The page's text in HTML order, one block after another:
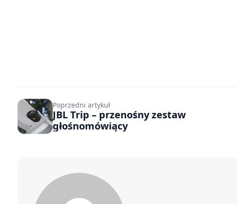
Poprzedni artykuł
JBL Trip – przenośny zestaw
głośnomówiący